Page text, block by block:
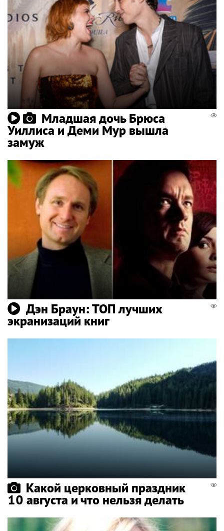
Младшая дочь Брюса
Уиллиса и Деми Мур вышла
замуж
Дэн Браун: ТОП лучших
экранизаций книг
Какой церковный праздник
10 августа и что нельзя делать